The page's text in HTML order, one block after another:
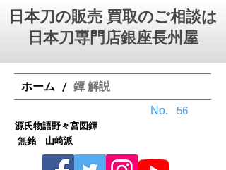
日本刀の販売 買取のご相談は
日本刀専門店銀座⻑州屋
ホーム / 鐔 解説
No.
無銘 山崎派
源氏物語野々宮図鐔
56